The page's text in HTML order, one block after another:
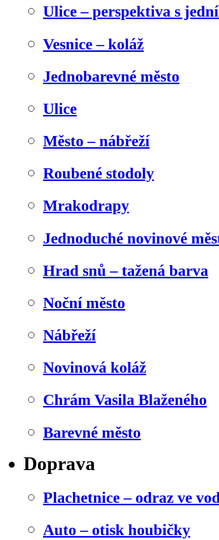
Ulice – perspektiva s
Vesnice – koláž
Jednobarevné město
Ulice
Město – nábřeží
Roubené stodoly
Mrakodrapy
Jednoduché novinové
Hrad snů – tažená barva
Noční město
Nábřeží
Novinová koláž
Chrám Vasila Blaženého
Barevné město
Doprava
Plachetnice – odraz ve
Auto – otisk houbičky